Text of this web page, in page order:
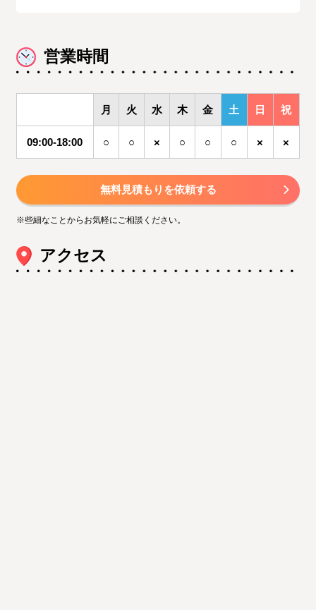
営業時間
月 火 水 木 金 土 日 祝
09:00-18:00 ○ ○ × ○ ○ ○ × ×
無料見積もりを依頼する
※些細なことからお気軽にご相談ください。
アクセス